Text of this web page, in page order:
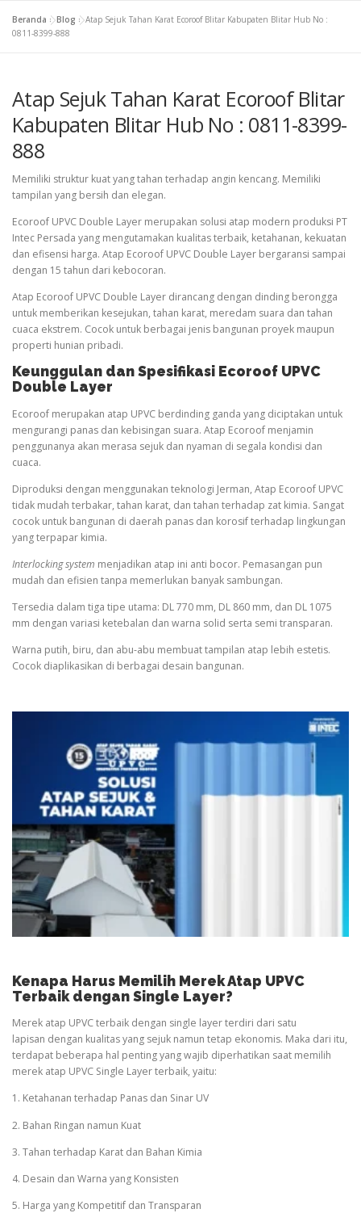
Beranda »Blog »Atap Sejuk Tahan Karat Ecoroof Blitar Kabupaten Blitar Hub No :
0811-8399-888
Atap Sejuk Tahan Karat Ecoroof Blitar
Kabupaten Blitar Hub No : 0811-8399-
888
Memiliki struktur kuat yang tahan terhadap angin kencang. Memiliki
tampilan yang bersih dan elegan.
Ecoroof UPVC Double Layer merupakan solusi atap modern produksi PT
Intec Persada yang mengutamakan kualitas terbaik, ketahanan, kekuatan
dan efisensi harga. Atap Ecoroof UPVC Double Layer bergaransi sampai
dengan 15 tahun dari kebocoran.
Atap Ecoroof UPVC Double Layer dirancang dengan dinding berongga
untuk memberikan kesejukan, tahan karat, meredam suara dan tahan
cuaca ekstrem. Cocok untuk berbagai jenis bangunan proyek maupun
properti hunian pribadi.
Keunggulan dan Spesifikasi Ecoroof UPVC
Double Layer
Ecoroof merupakan atap UPVC berdinding ganda yang diciptakan untuk
mengurangi panas dan kebisingan suara. Atap Ecoroof menjamin
penggunanya akan merasa sejuk dan nyaman di segala kondisi dan
cuaca.
Diproduksi dengan menggunakan teknologi Jerman, Atap Ecoroof UPVC
tidak mudah terbakar, tahan karat, dan tahan terhadap zat kimia. Sangat
cocok untuk bangunan di daerah panas dan korosif terhadap lingkungan
yang terpapar kimia.
Interlocking system menjadikan atap ini anti bocor. Pemasangan pun
mudah dan efisien tanpa memerlukan banyak sambungan.
Tersedia dalam tiga tipe utama: DL 770 mm, DL 860 mm, dan DL 1075
mm dengan variasi ketebalan dan warna solid serta semi transparan.
Warna putih, biru, dan abu-abu membuat tampilan atap lebih estetis.
Cocok diaplikasikan di berbagai desain bangunan.
Kenapa Harus Memilih Merek Atap UPVC
Terbaik dengan Single Layer?
Merek atap UPVC terbaik dengan single layer terdiri dari satu
lapisan dengan kualitas yang sejuk namun tetap ekonomis. Maka dari itu,
terdapat beberapa hal penting yang wajib diperhatikan saat memilih
merek atap UPVC Single Layer terbaik, yaitu:
1. Ketahanan terhadap Panas dan Sinar UV
2. Bahan Ringan namun Kuat
3. Tahan terhadap Karat dan Bahan Kimia
4. Desain dan Warna yang Konsisten
5. Harga yang Kompetitif dan Transparan